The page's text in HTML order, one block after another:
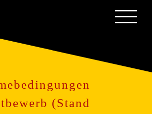
(Stand